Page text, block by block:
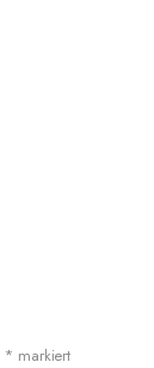
* markiert